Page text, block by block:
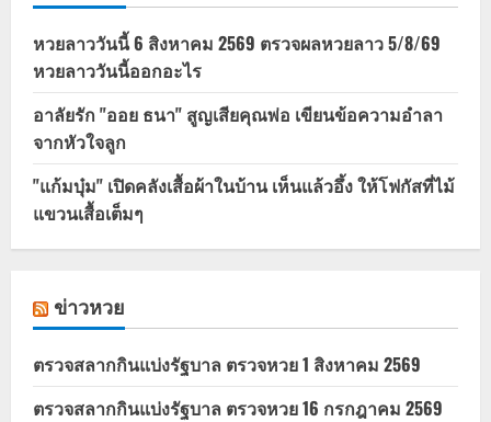
หวยลาววันนี้ 6 สิงหาคม 2569 ตรวจผลหวยลาว 5/8/69
หวยลาววันนี้ออกอะไร
อาลัยรัก "ออย ธนา" สูญเสียคุณพ่อ เขียนข้อความอำลา
จากหัวใจลูก
"แก้มบุ๋ม" เปิดคลังเสื้อผ้าในบ้าน เห็นแล้วอึ้ง ให้โฟกัสที่ไม้
แขวนเสื้อเต็มๆ
ข่าวหวย
ตรวจสลากกินแบ่งรัฐบาล ตรวจหวย 1 สิงหาคม 2569
ตรวจสลากกินแบ่งรัฐบาล ตรวจหวย 16 กรกฎาคม 2569